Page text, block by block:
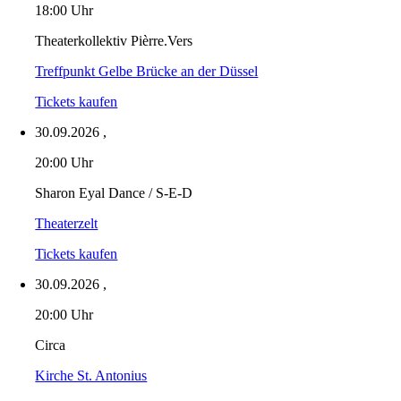
18:00 Uhr
Theaterkollektiv Pièrre.Vers
Treffpunkt Gelbe Brücke an der Düssel
Tickets kaufen
30.09.2026 ,
20:00 Uhr
Sharon Eyal Dance / S-E-D
Theaterzelt
Tickets kaufen
30.09.2026 ,
20:00 Uhr
Circa
Kirche St. Antonius